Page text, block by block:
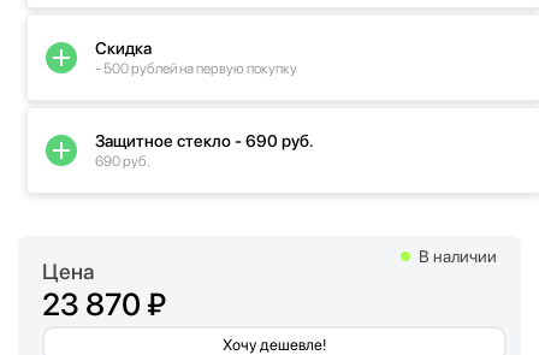
Цена
23 870 ₽
Хочу дешевле!
В наличии
Скидка
- 500 рублей на первую покупку
Защитное стекло - 690 руб.
690 руб.